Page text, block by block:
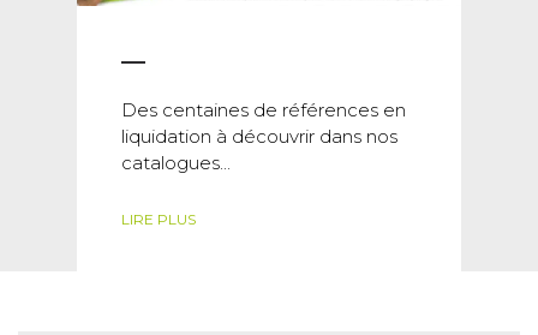
Des centaines de références en
liquidation à découvrir dans nos
catalogues...
LIRE PLUS